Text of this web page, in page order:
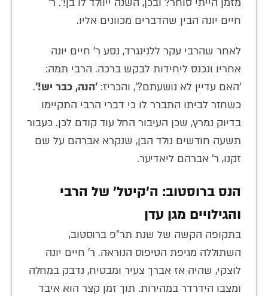
חיים יונה הבין שהדברים מכוונים אליו.
לאחר שהרבי עקר ללנינגרד, נסע ר' חיים יונה
אחריו ונכנס ליחידות לבקש ברכה. הרבי תמה:
'האם עדיין לא נושעתם?', והכריז: 'הנה, כבר יש!'.
כשחזר לביתו התברר לו כי דברי הרבי התקיימו
בדיוק נמרץ, שכן העיבור החל עוד קודם לכן. כעבור
תשעה חודשים נולד הבן, שנקרא אברהם על שם
זקנו, ר' אברהם ליאדיער.
הנס ברוסטוב: ה'קיטל' של הרבי
והגילויים מגן עדן
בתקופה הקשה של שנת תר"פ ברוסטוב,
השתוללה מגיפת הטיפוס הנוראה. ר' חיים יונה
לוצקי, שהיה אז אברך צעיר ומבטיח, נדבק במחלה
ומצבו הידרדר במהירות. תוך זמן קצר הוא איבד